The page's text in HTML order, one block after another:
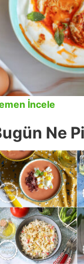
İncele
Ne